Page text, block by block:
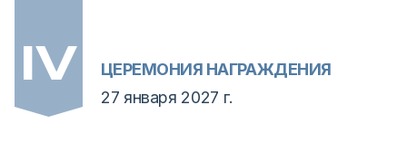
ЦЕРЕМОНИЯ НАГРАЖДЕНИЯ
27 января 2027 г.